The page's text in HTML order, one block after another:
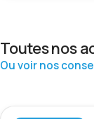
Toutes nos
Ou voir nos